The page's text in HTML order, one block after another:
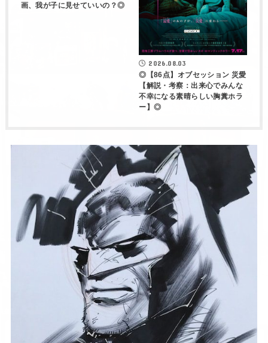
画、我が子に見せていいの？◎
2026.08.03
◎【86点】オブセッション 災愛
【解説・考察：出来心でみんな
不幸になる素晴らしい胸糞ホラ
ー】◎